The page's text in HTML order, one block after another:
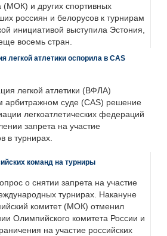
(МОК) и других спортивных
россиян и белорусов к турнирам
инициативой выступила Эстония,
восемь стран.
легкой атлетики оспорила в CAS
легкой атлетики (ВФЛА)
арбитражном суде (CAS) решение
легкоатлетических федераций
запрета на участие
в турнирах.
команд на турниры
о снятии запрета на участие
турнирах. Накануне
комитет (МОК) отменил
Олимпийского комитета России и
на участие российских